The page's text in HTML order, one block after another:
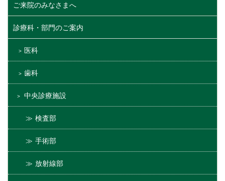
ご来院のみなさまへ
診療科・部門のご案内
医科
歯科
中央診療施設
検査部
手術部
放射線部